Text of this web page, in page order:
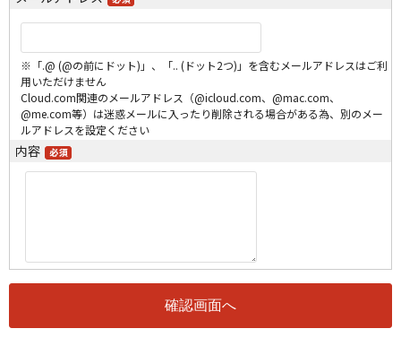
※「.@ (@の前にドット)」、「.. (ドット2つ)」を含むメールアドレスはご利
用いただけません
Cloud.com関連のメールアドレス（@icloud.com、@mac.com、
@me.com等）は迷惑メールに入ったり削除される場合がある為、別のメー
ルアドレスを設定ください
内容